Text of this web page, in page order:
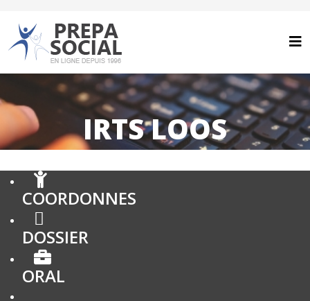
IRTS LOOS
COORDONNES
DOSSIER
ORAL